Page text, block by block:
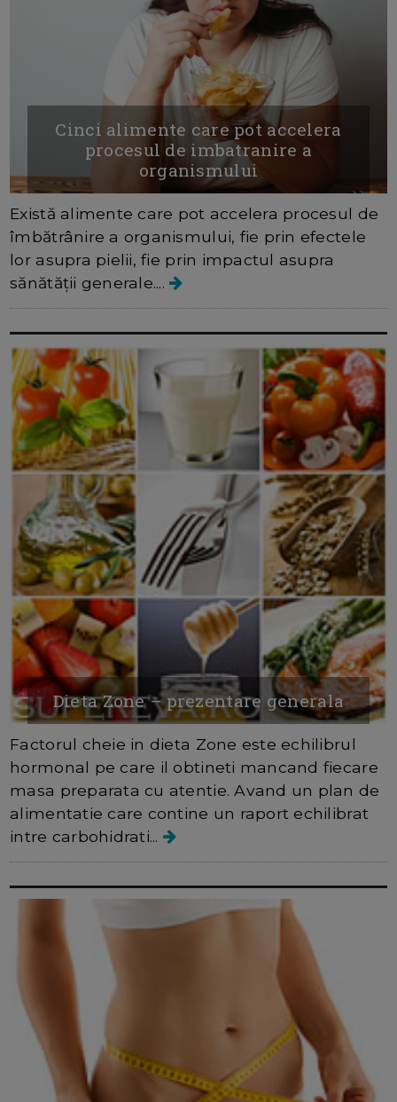
Cinci alimente care pot accelera
procesul de imbatranire a
organismului
Există alimente care pot accelera procesul de
îmbătrânire a organismului, fie prin efectele
lor asupra pielii, fie prin impactul asupra
sănătății generale....
Dieta Zone – prezentare generala
Factorul cheie in dieta Zone este echilibrul
hormonal pe care il obtineti mancand fiecare
masa preparata cu atentie. Avand un plan de
alimentatie care contine un raport echilibrat
intre carbohidrati...